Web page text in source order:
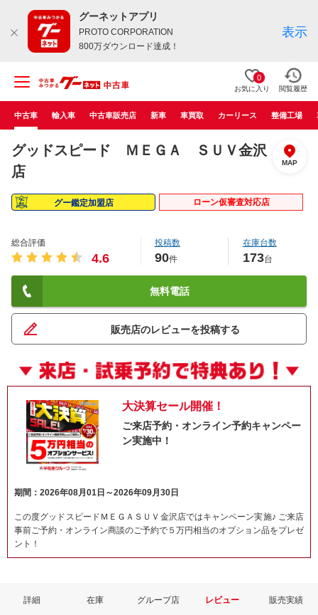
グーネットアプリ
PROTO CORPORATION
800万ダウンロード達成！
表示
0
お気に入り 閲覧履歴
中古車 輸入車 中古車販売店 新車 車買取 カーリース 整備工場
グッドスピード ＭＥＧＡ ＳＵＶ金沢
店
MAP
グー鑑定加盟店 ローン仮審査対応店
総合評価
4.6
投稿数
90件
在庫台数
173台
無料電話
販売店のレビューを投稿する
大決算セール開催！
ご来店予約・オンライン予約キャンペー
ン実施中！
期間：2026年08月01日～2026年09月30日
この度グッドスピードＭＥＧＡＳＵＶ金沢店ではキャンペーン実施♪ ご来店
事前ご予約・オンライン商談のご予約で５万円相当のオプション品をプレゼ
ント！
詳細 在庫 グループ店 レビュー 販売実績